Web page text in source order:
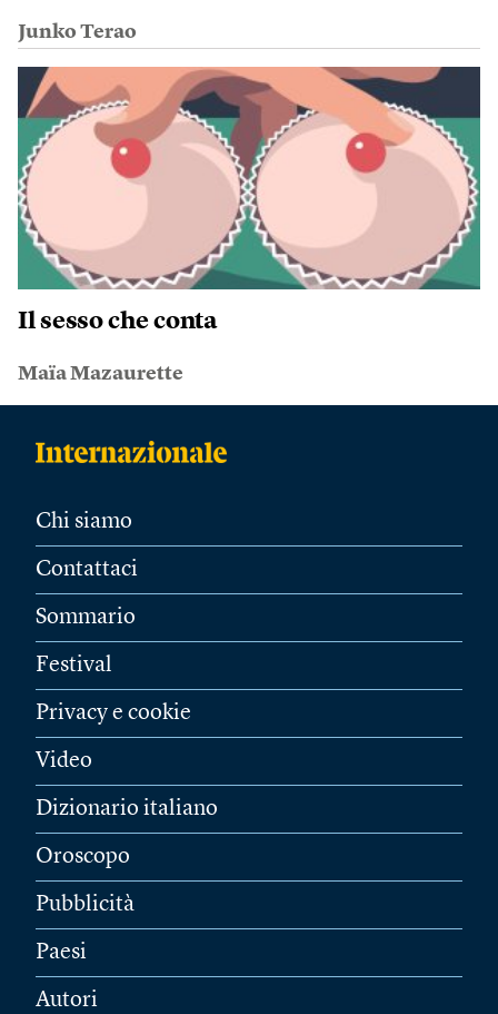
Junko Terao
Il sesso che conta
Maïa Mazaurette
Chi siamo
Contattaci
Sommario
Festival
Privacy e cookie
Video
Dizionario italiano
Oroscopo
Pubblicità
Paesi
Autori